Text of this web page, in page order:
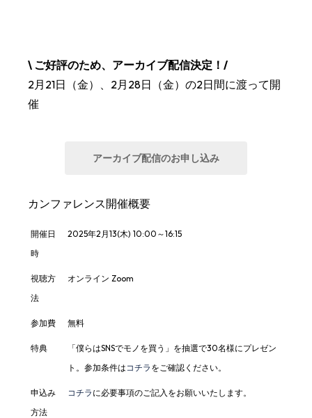
\ ご好評のため、アーカイブ配信決定！/
2月21日（金）、2月28日（金）の2日間に渡って開
催
アーカイブ配信のお申し込み
カンファレンス開催概要
開催日
時
2025年2月13(木) 10:00～16:15
視聴方
法
オンライン Zoom
参加費 無料
特典
「僕らはSNSでモノを買う」を抽選で30名様にプレゼン
ト。参加条件は コチラ をご確認ください。
申込み
方法
コチラ に必要事項のご記入をお願いいたします。